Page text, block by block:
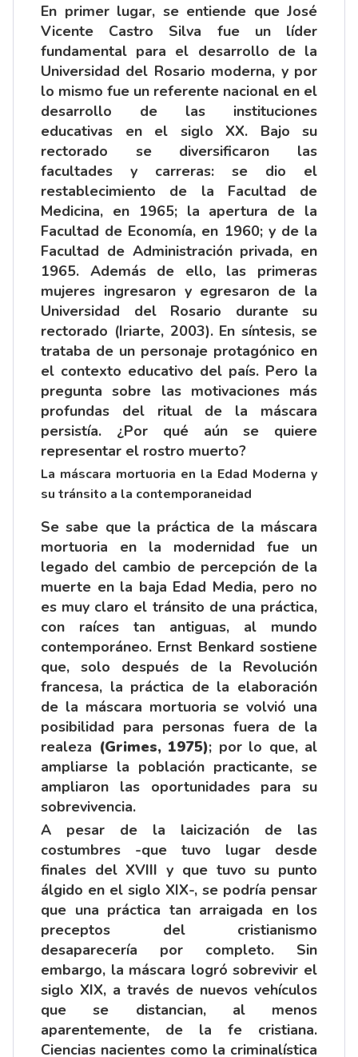
En primer lugar, se entiende que José
Vicente Castro Silva fue un líder
fundamental para el desarrollo de la
Universidad del Rosario moderna, y por
lo mismo fue un referente nacional en el
desarrollo de las instituciones
educativas en el siglo XX. Bajo su
rectorado se diversificaron las
facultades y carreras: se dio el
restablecimiento de la Facultad de
Medicina, en 1965; la apertura de la
Facultad de Economía, en 1960; y de la
Facultad de Administración privada, en
1965. Además de ello, las primeras
mujeres ingresaron y egresaron de la
Universidad del Rosario durante su
rectorado (Iriarte, 2003). En síntesis, se
trataba de un personaje protagónico en
el contexto educativo del país. Pero la
pregunta sobre las motivaciones más
profundas del ritual de la máscara
persistía. ¿Por qué aún se quiere
representar el rostro muerto?
La máscara mortuoria en la Edad Moderna y
su tránsito a la contemporaneidad
Se sabe que la práctica de la máscara
mortuoria en la modernidad fue un
legado del cambio de percepción de la
muerte en la baja Edad Media, pero no
es muy claro el tránsito de una práctica,
con raíces tan antiguas, al mundo
contemporáneo. Ernst Benkard sostiene
que, solo después de la Revolución
francesa, la práctica de la elaboración
de la máscara mortuoria se volvió una
posibilidad para personas fuera de la
realeza (Grimes, 1975); por lo que, al
ampliarse la población practicante, se
ampliaron las oportunidades para su
sobrevivencia.
A pesar de la laicización de las
costumbres -que tuvo lugar desde
finales del XVIII y que tuvo su punto
álgido en el siglo XIX-, se podría pensar
que una práctica tan arraigada en los
preceptos del cristianismo
desaparecería por completo. Sin
embargo, la máscara logró sobrevivir el
siglo XIX, a través de nuevos vehículos
que se distancian, al menos
aparentemente, de la fe cristiana.
Ciencias nacientes como la criminalística